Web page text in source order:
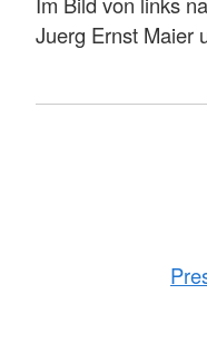
Juerg Ernst Maier